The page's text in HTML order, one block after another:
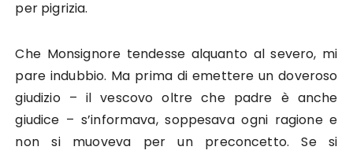
per pigrizia.
Che Monsignore tendesse alquanto al severo, mi
pare indubbio. Ma prima di emettere un doveroso
giudizio – il vescovo oltre che padre è anche
giudice – s’informava, soppesava ogni ragione e
non si muoveva per un preconcetto. Se si